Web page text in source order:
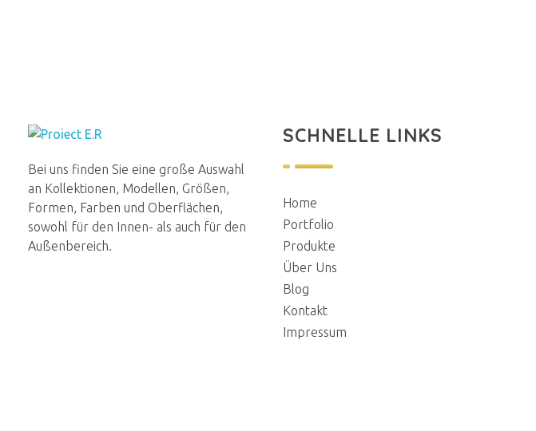
Bei uns finden Sie eine große Auswahl
an Kollektionen, Modellen, Größen,
Formen, Farben und Oberflächen,
sowohl für den Innen- als auch für den
Außenbereich.
SCHNELLE LINKS
Home
Portfolio
Produkte
Über Uns
Blog
Kontakt
Impressum